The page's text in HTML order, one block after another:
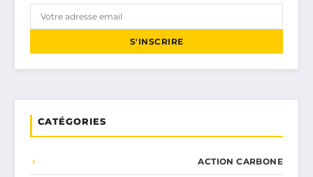
S'INSCRIRE
CATÉGORIES
ACTION CARBONE